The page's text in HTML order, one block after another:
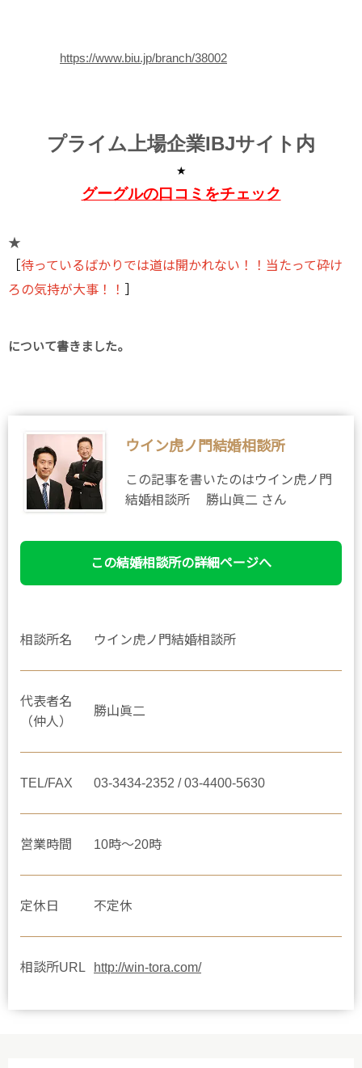
https://www.biu.jp/branch/38002
プライム上場企業IBJサイト内
★
グーグルの口コミをチェック
★
待っているばかりでは道は開かれない！！当たって砕け
ろの気持が大事 ！！
について書きました。
ウイン虎ノ門結婚相談所
この記事を書いたのはウイン虎ノ門
結婚相談所 勝山眞二 さん
この結婚相談所の詳細ページへ
相談所名 ウイン虎ノ門結婚相談所
代表者名
（仲人）
勝山眞二
TEL/FAX 03-3434-2352 / 03-4400-5630
営業時間 10時～20時
定休日 不定休
相談所URL http://win-tora.com/